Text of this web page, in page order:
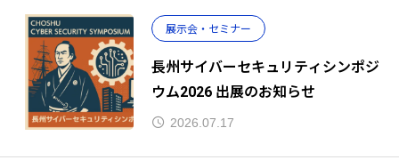
展示会・セミナー
長州サイバーセキュリティシンポジ
ウム2026 出展のお知らせ
2026.07.17